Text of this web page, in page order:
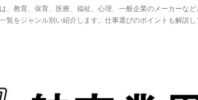
、教育、保育、医療、福祉、心理、一般企業のメーカーなど
覧をジャンル別い紹介します。仕事選びのポイントも解説